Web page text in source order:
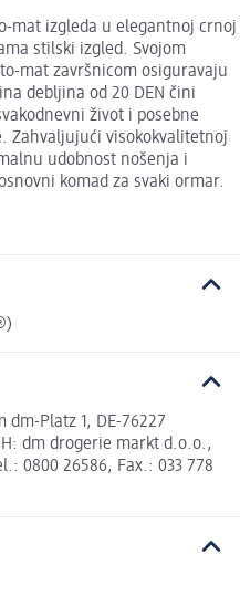
mat izgleda u elegantnoj crnoj
stilski izgled. Svojom
mat završnicom osiguravaju
debljina od 20 DEN čini
život i posebne
Zahvaljujući visokokvalitetnoj
udobnost nošenja i
komad za svaki ormar.
Platz 1, DE-76227
dm drogerie markt d.o.o.,
0800 26586, Fax.: 033 778